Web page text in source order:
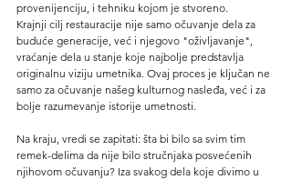
provenijenciju, i tehniku kojom je stvoreno.
Krajnji cilj restauracije nije samo očuvanje dela za
buduće generacije, već i njegovo "oživljavanje",
vraćanje dela u stanje koje najbolje predstavlja
originalnu viziju umetnika. Ovaj proces je ključan ne
samo za očuvanje našeg kulturnog nasleđa, već i za
bolje razumevanje istorije umetnosti.
Na kraju, vredi se zapitati: šta bi bilo sa svim tim
remek-delima da nije bilo stručnjaka posvećenih
njihovom očuvanju? Iza svakog dela koje divimo u